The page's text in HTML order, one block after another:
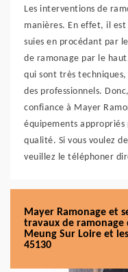
Les interventions de
manières. En effet, il
suies en procédant par
de ramonage par le
qui sont très
des professionnels.
confiance à Mayer
équipements
qualité. Si vous voulez
veuillez le téléphoner
Mayer Ramonage et
travaux de ramonage
Meung Sur Loire et
45130